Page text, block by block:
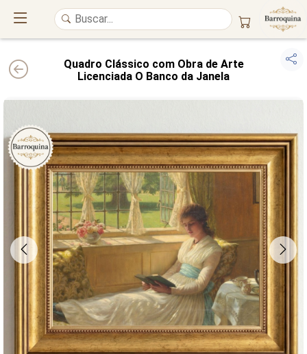
UM ATELIÊ 100% FINE ART
Trazemos a imponência das maiores obras de arte do mundo
para o
alto padrão da sua casa. Nosso acervo reúne a genialidade de
grandes
pintores renomados, resgatandoartes reaise o requinte inconfundível
das obras doséculo XIX . Produção artesanal emCanvas 100% Algodão
,
molduras emMadeira Maciça e impressão comPigmentação Mineral
QUALIDADE DE MUSEU GARANTIA ETERNA
Curadoria das Campanhas
Quadro Clássico com Obra de Arte
Licenciada O Banco da Janela